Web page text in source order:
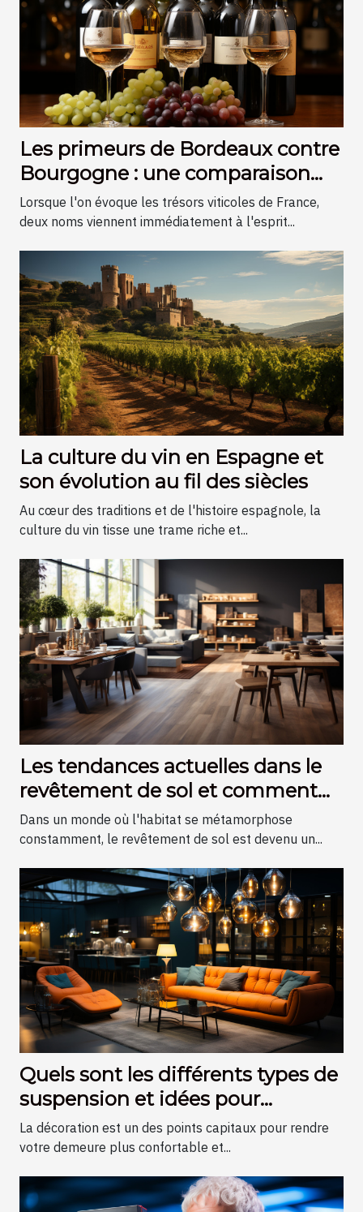
Les primeurs de Bordeaux contre
Bourgogne : une comparaison
pour les collectionneurs
Lorsque l'on évoque les trésors viticoles de France,
deux noms viennent immédiatement à l'esprit...
La culture du vin en Espagne et
son évolution au fil des siècles
Au cœur des traditions et de l'histoire espagnole, la
culture du vin tisse une trame riche et...
Les tendances actuelles dans le
revêtement de sol et comment
elles transforment l'esthétique
des habitations modernes
Dans un monde où l'habitat se métamorphose
constamment, le revêtement de sol est devenu un...
Quels sont les différents types de
suspension et idées pour
améliorer la décoration de votre
intérieur ?
La décoration est un des points capitaux pour rendre
votre demeure plus confortable et...